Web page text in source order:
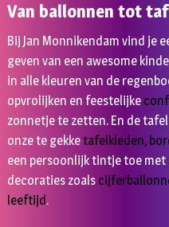
Van ballonnen tot
Bij Jan Monnikendam vind je
geven van een awesome
in alle kleuren van de
opvrolijken en feestelijke
zonnetje te zetten. En de
onze te gekketafelkleden,
een persoonlijk tintje toe
decoraties zoals
leeftijd.